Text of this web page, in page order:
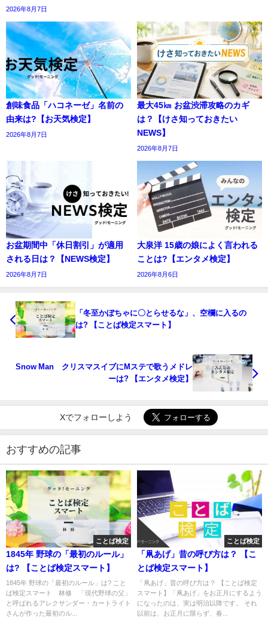
2026年8月7日
創味食品「ハコネーゼ」名前の
由来は?【お天気検定】
2026年8月7日
最大45㎞ お盆渋滞攻略のカギ
は？【けさ知っておきたい
NEWS】
2026年8月7日
お盆期間中「休日割引」が適用
される日は？【NEWS検定】
2026年8月7日
大泉洋 15歳の娘によく言われる
ことは?【エンタメ検定】
2026年8月6日
「冬至かぼちゃに〇とらせるな」、空欄に入るの
は? 【ことば検定スマート】
Snow Man クリスマスイブにMステで歌うメドレ
ーは? 【エンタメ検定】
Xでフォローしよう
おすすめの記事
ことば検定
1845年 野球の「最初のルール」
は? 【ことば検定スマート】
1845年 野球の「最初のルール」は? こと
ば検定スマート 林修 「現代野球の父」
と呼ばれるアレクサンダー・カートライト
さんが作った最初のル...
ことば検定
「凧あげ」昔の呼び方は？ 【こ
とば検定スマート】
「凧あげ」昔の呼び方は？ 【ことば検定
スマート】「凧あげ」をお正月にするよう
になったのは、実は明治以降です。 それ
以前は、お正月に限らず、春...